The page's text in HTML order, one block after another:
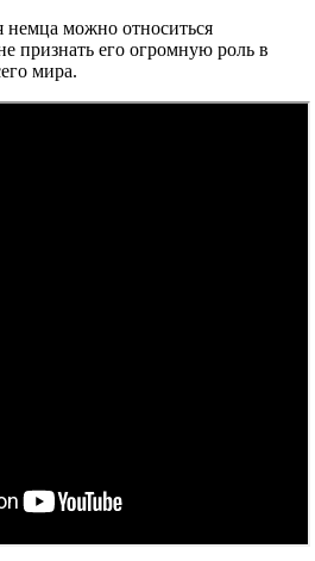
можно относиться
признать его огромную роль в
мира.